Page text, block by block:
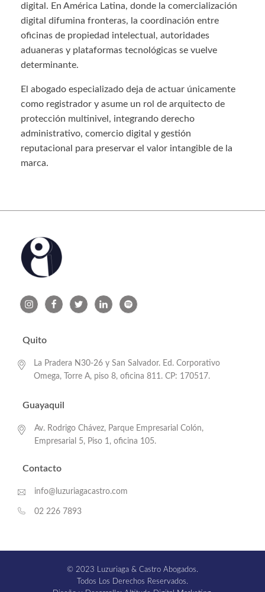
digital. En América Latina, donde la comercialización
digital difumina fronteras, la coordinación entre
oficinas de propiedad intelectual, autoridades
aduaneras y plataformas tecnológicas se vuelve
determinante.
El abogado especializado deja de actuar únicamente
como registrador y asume un rol de arquitecto de
protección multinivel, integrando derecho
administrativo, comercio digital y gestión
reputacional para preservar el valor intangible de la
marca.
Quito
La Pradera N30-26 y San Salvador. Ed. Corporativo
Omega, Torre A, piso 8, oficina 811. CP: 170517.
Guayaquil
Av. Rodrigo Chávez, Parque Empresarial Colón,
Empresarial 5, Piso 1, oficina 105.
Contacto
info@luzuriagacastro.com
02 226 7893
© 2023 Luzuriaga & Castro Abogados.
Todos Los Derechos Reservados.